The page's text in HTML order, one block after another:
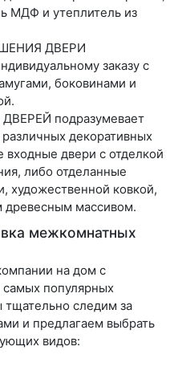
МДФ и утеплитель из
ДВЕРИ
заказу с
боковинами и
подразумевает
декоративных
входные двери с отделкой
либо отделанные
художественной ковкой,
массивом.
межкомнатных
на дом с
самых популярных
следим за
и предлагаем выбрать
видов: